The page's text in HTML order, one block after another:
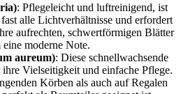
: Pflegeleicht und luftreinigend, ist
alle Lichtverhältnisse und erfordert
aufrechten, schwertförmigen Blätter
moderne Note.
aureum): Diese schnellwachsende
Vielseitigkeit und einfache Pflege.
Körben als auch auf Regalen